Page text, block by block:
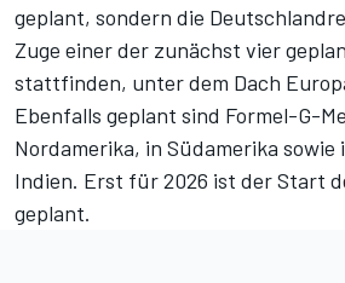
geplant, sondern die
Zuge einer der zunächst vier
stattfinden, unter dem Dach
Ebenfalls geplant sind Formel-G-
Nordamerika, in Südamerika sowie
Indien. Erst für 2026 ist der Start
geplant.